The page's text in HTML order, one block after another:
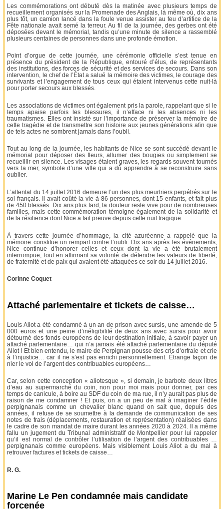
Les commémorations ont débuté dès la matinée avec plusieurs temps de
recueillement organisés sur la Promenade des Anglais, là même où, dix ans
plus tôt, un camion lancé dans la foule venue assister au feu d’artifice de la
Fête nationale avait semé la terreur. Au fil de la journée, des gerbes ont été
déposées devant le mémorial, tandis qu’une minute de silence a rassemblé
plusieurs centaines de personnes dans une profonde émotion.
Point d’orgue de cette journée, une cérémonie officielle s’est tenue en
présence du président de la République, entouré d’élus, de représentants
des institutions, des forces de sécurité et des services de secours. Dans son
intervention, le chef de l’État a salué la mémoire des victimes, le courage des
survivants et l’engagement de tous ceux qui étaient intervenus cette nuit-là
pour porter secours aux blessés.
Les associations de victimes ont également pris la parole, rappelant que si le
temps apaise parfois les blessures, il n’efface ni les absences ni les
traumatismes. Elles ont insisté sur l’importance de préserver la mémoire de
cette tragédie et de transmettre son histoire aux jeunes générations afin que
de tels actes ne sombrent jamais dans l’oubli.
Tout au long de la journée, les habitants de Nice se sont succédé devant le
mémorial pour déposer des fleurs, allumer des bougies ou simplement se
recueillir en silence. Les visages étaient graves, les regards souvent tournés
vers la mer, symbole d’une ville qui a dû apprendre à se reconstruire sans
oublier.
L’attentat du 14 juillet 2016 demeure l’un des plus meurtriers perpétrés sur le
sol français. Il avait coûté la vie à 86 personnes, dont 15 enfants, et fait plus
de 450 blessés. Dix ans plus tard, la douleur reste vive pour de nombreuses
familles, mais cette commémoration témoigne également de la solidarité et
de la résilience dont Nice a fait preuve depuis cette nuit tragique.
À travers cette journée d’hommage, la cité azuréenne a rappelé que la
mémoire constitue un rempart contre l’oubli. Dix ans après les événements,
Nice continue d’honorer celles et ceux dont la vie a été brutalement
interrompue, tout en affirmant sa volonté de défendre les valeurs de liberté,
de fraternité et de paix qui avaient été attaquées ce soir du 14 juillet 2016.
Corinne Coquet
Attaché parlementaire et tickets de caisse…
Louis Aliot a été condamné à un an de prison avec sursis, une amende de 5
000 euros et une peine d’inéligibilité de deux ans avec sursis pour avoir
détourné des fonds européens de leur destination initiale, à savoir payer un
attaché parlementaire… qui n’a jamais été attaché parlementaire du député
Aliot ! Et bien entendu, le maire de Perpignan pousse des cris d’orfraie et crie
à l’injustice… car il ne s’est pas enrichi personnellement. Étrange façon de
nier le vol de l’argent des contribuables européens…
Car, selon cette conception « aliotesque », si demain, je barbote deux litres
d’eau au supermarché du coin, non pour moi mais pour donner, par ces
temps de canicule, à boire au SDF du coin de ma rue, il n’y aurait pas plus de
raison de me condamner ! Et puis, on a un peu de mal à imaginer l’édile
perpignanais comme un chevalier blanc quand on sait que, depuis des
années, il refuse de se soumettre à la demande de communication de ses
notes de frais (déplacements, restauration et représentation) réalisées dans
le cadre de son mandat de maire durant les années 2020 à 2024. Il a même
fallu un jugement du Tribunal administratif de Montpellier pour lui rappeler
qu’il est normal de contrôler l’utilisation de l’argent des contribuables …
perpignanais comme européens. Mais visiblement Louis Aliot a du mal à
retrouver factures et tickets de caisse…
R. G.
Marine Le Pen condamnée mais candidate
forcenée